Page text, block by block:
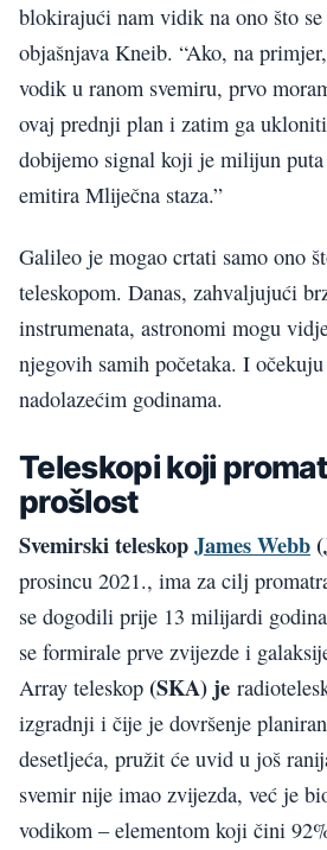
blokirajući nam vidik na ono što
objašnjava Kneib. “Ako, na
vodik u ranom svemiru, prvo
ovaj prednji plan i zatim ga
dobijemo signal koji je milijun
emitira Mliječna staza.”
Galileo je mogao crtati samo ono
teleskopom. Danas, zahvaljujući
instrumenata, astronomi mogu
njegovih samih početaka. I
nadolazećim godinama.
Teleskopi koji
prošlost
Svemirski teleskopJames Webb
prosincu 2021., ima za cilj
se dogodili prije 13 milijardi
se formirale prve zvijezde i
Array teleskop (SKA) je
izgradnji i čije je dovršenje
desetljeća, pružit će uvid u još
svemir nije imao zvijezda, već je
vodikom – elementom koji čini